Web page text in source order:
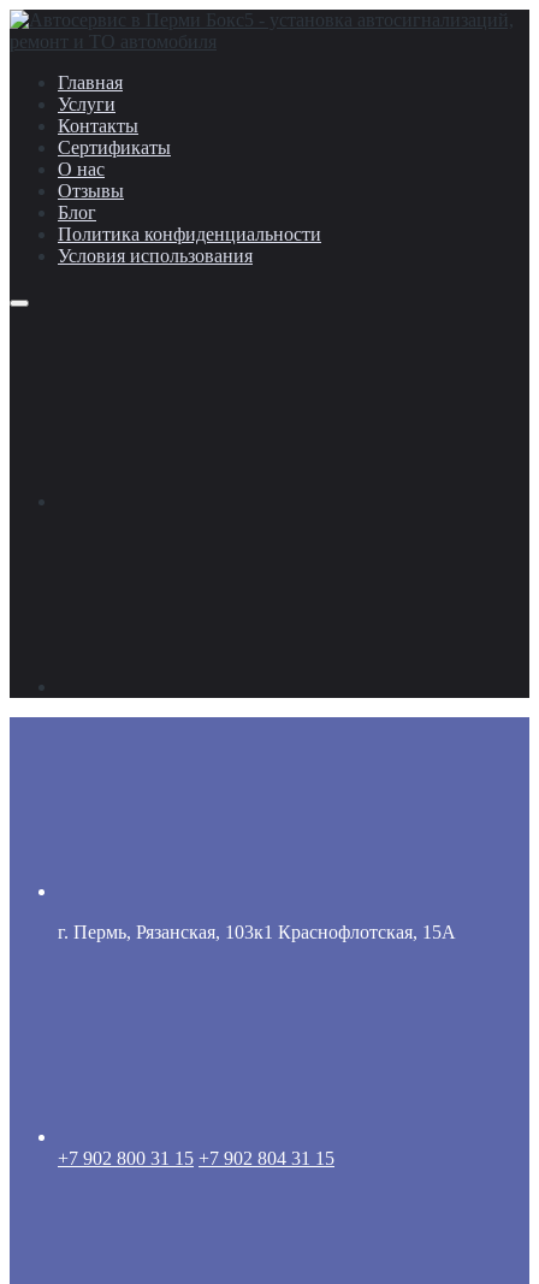
Главная
Услуги
Контакты
Сертификаты
О нас
Отзывы
Блог
Политика конфиденциальности
Условия использования
г. Пермь, Рязанская, 103к1 Краснофлотская, 15А
+7 902 800 31 15 +7 902 804 31 15